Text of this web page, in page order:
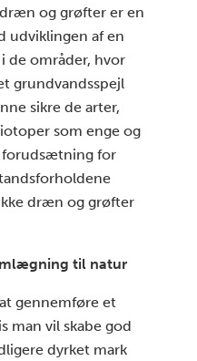
og grøfter er en
udviklingen af en
de områder, hvor
grundvandsspejl
sikre de arter,
som enge og
forudsætning for
dræn og grøfter
til natur
gennemføre et
man vil skabe god
dyrket mark